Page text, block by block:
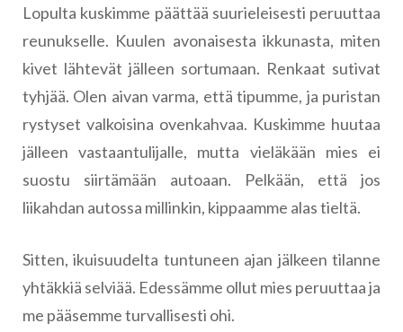
Lopulta kuskimme päättää suurieleisesti peruuttaa
reunukselle. Kuulen avonaisesta ikkunasta, miten
kivet lähtevät jälleen sortumaan. Renkaat sutivat
tyhjää. Olen aivan varma, että tipumme, ja puristan
rystyset valkoisina ovenkahvaa. Kuskimme huutaa
jälleen vastaantulijalle, mutta vieläkään mies ei
suostu siirtämään autoaan. Pelkään, että jos
liikahdan autossa millinkin, kippaamme alas tieltä.
Sitten, ikuisuudelta tuntuneen ajan jälkeen tilanne
yhtäkkiä selviää. Edessämme ollut mies peruuttaa ja
me pääsemme turvallisesti ohi.